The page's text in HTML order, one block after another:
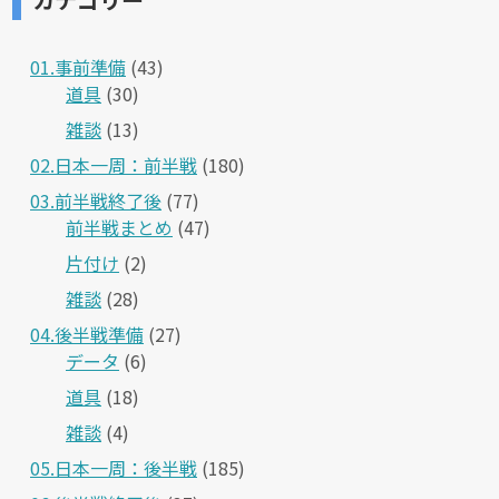
01.事前準備 (43)
道具 (30)
雑談 (13)
02.日本一周：前半戦 (180)
03.前半戦終了後 (77)
前半戦まとめ (47)
片付け (2)
雑談 (28)
04.後半戦準備 (27)
データ (6)
道具 (18)
雑談 (4)
05.日本一周：後半戦 (185)